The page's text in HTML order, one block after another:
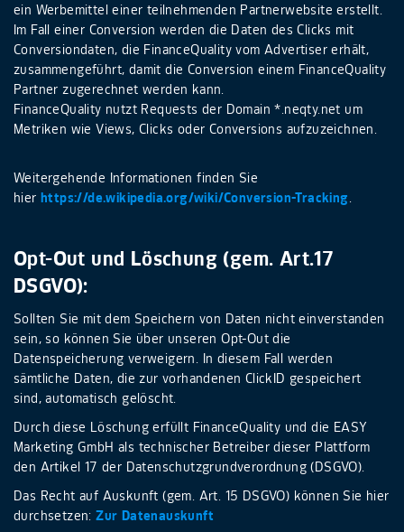
ein Werbemittel einer teilnehmenden Partnerwebsite erstellt.
Im Fall einer Conversion werden die Daten des Clicks mit
Conversiondaten, die FinanceQuality vom Advertiser erhält,
zusammengeführt, damit die Conversion einem FinanceQuality
Partner zugerechnet werden kann.
FinanceQuality nutzt Requests der Domain *.neqty.net um
Metriken wie Views, Clicks oder Conversions aufzuzeichnen.
Weitergehende Informationen finden Sie
hier https://de.wikipedia.org/wiki/Conversion-Tracking.
Opt-Out und Löschung (gem. Art.17
DSGVO):
Sollten Sie mit dem Speichern von Daten nicht einverstanden
sein, so können Sie über unseren Opt-Out die
Datenspeicherung verweigern. In diesem Fall werden
sämtliche Daten, die zur vorhandenen ClickID gespeichert
sind, automatisch gelöscht.
Durch diese Löschung erfüllt FinanceQuality und die EASY
Marketing GmbH als technischer Betreiber dieser Plattform
den Artikel 17 der Datenschutzgrundverordnung (DSGVO).
Das Recht auf Auskunft (gem. Art. 15 DSGVO) können Sie hier
durchsetzen:Zur Datenauskunft